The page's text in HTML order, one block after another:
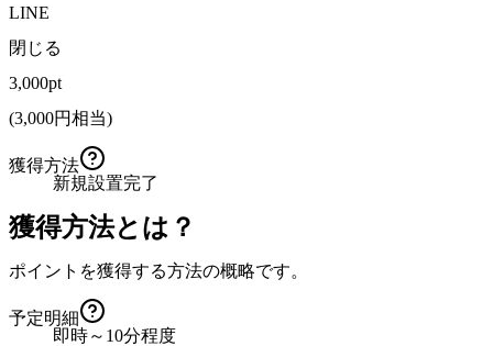
LINE
閉じる
3,000pt
(3,000円相当)
獲得方法
新規設置完了
獲得方法とは？
ポイントを獲得する方法の概略です。
予定明細
即時～10分程度